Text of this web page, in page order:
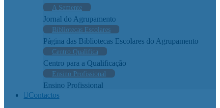
A Semente
Jornal do Agrupamento
Bibliotecas Escolares
Página das Bibliotecas Escolares do Agrupamento
Centro Qualifica
Centro para a Qualificação
Ensino Profissional
Ensino Profissional
Contactos